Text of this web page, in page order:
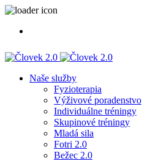
Naše služby
Fyzioterapia
Výživové poradenstvo
Individuálne tréningy
Skupinové tréningy
Mladá sila
Fotri 2.0
Bežec 2.0